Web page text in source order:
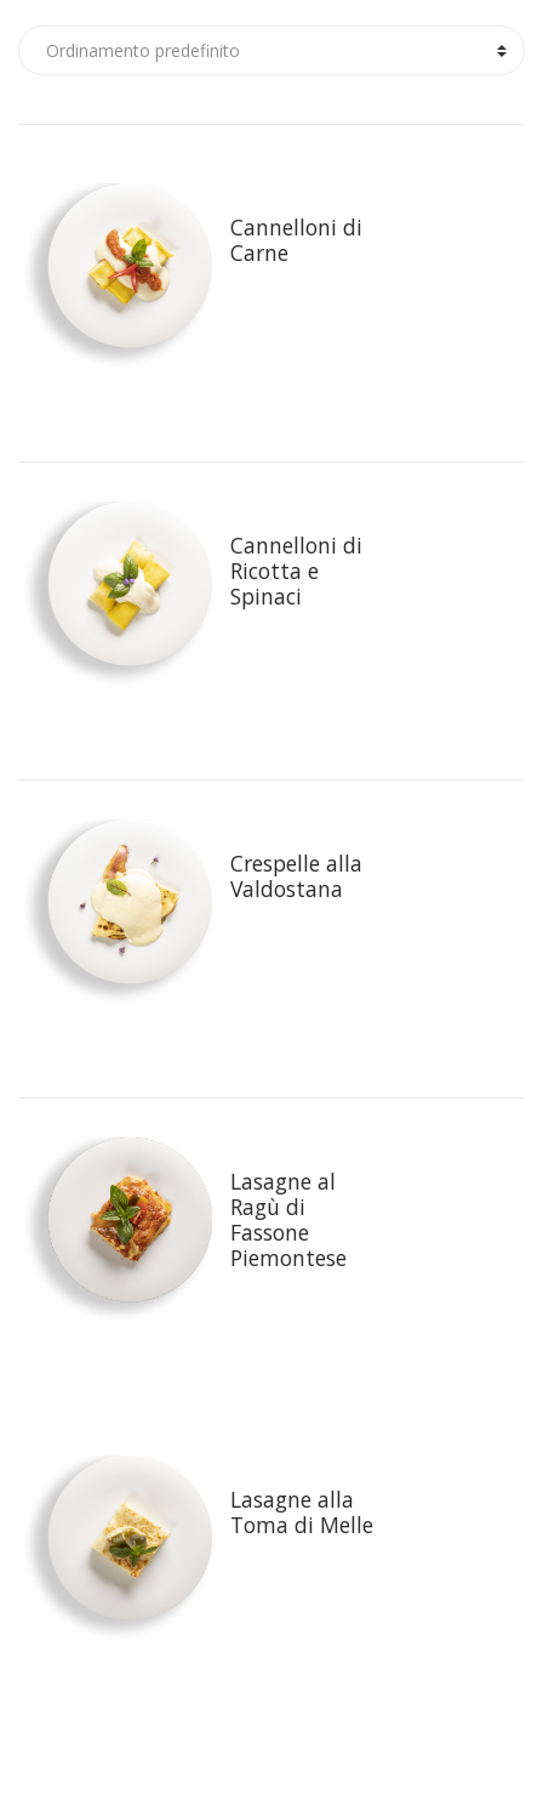
Cannelloni di
Carne
Cannelloni di
Ricotta e
Spinaci
Crespelle alla
Valdostana
Lasagne al
Ragù di
Fassone
Piemontese
Lasagne alla
Toma di Melle